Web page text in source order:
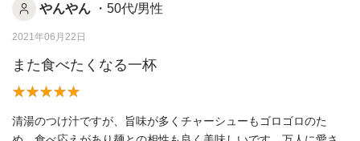
やんやん ・50代/男性
2021年06月22日
また食べたくなる一杯
清湯のつけ汁ですが、旨味が多くチャーシューもゴロゴロのた